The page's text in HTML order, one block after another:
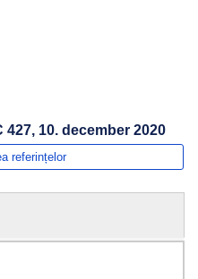
10. december 2020
referințelor